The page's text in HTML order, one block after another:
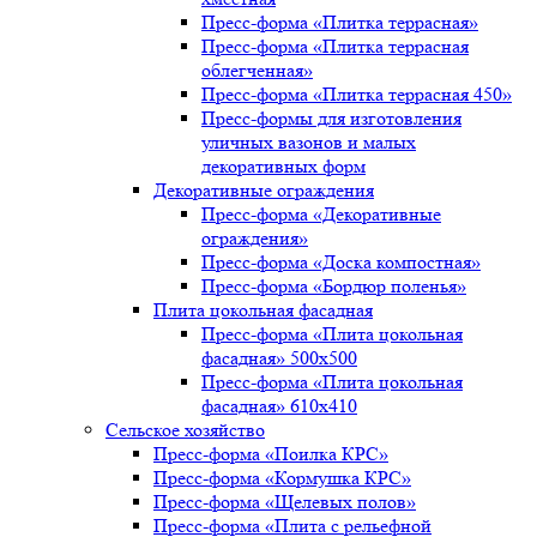
Пресс-форма «Плитка террасная»
Пресс-форма «Плитка террасная
облегченная»
Пресс-форма «Плитка террасная 450»
Пресс-формы для изготовления
уличных вазонов и малых
декоративных форм
Декоративные ограждения
Пресс-форма «Декоративные
ограждения»
Пресс-форма «Доска компостная»
Пресс-форма «Бордюр поленья»
Плита цокольная фасадная
Пресс-форма «Плита цокольная
фасадная» 500х500
Пресс-форма «Плита цокольная
фасадная» 610х410
Сельское хозяйство
Пресс-форма «Поилка КРС»
Пресс-форма «Кормушка КРС»
Пресс-форма «Щелевых полов»
Пресс-форма «Плита с рельефной